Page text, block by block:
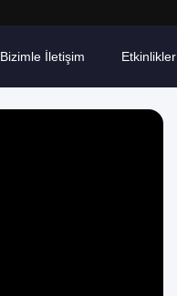
Bizimle İletişim Etkinlikler